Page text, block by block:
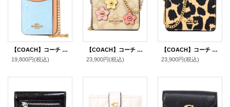
【COACH】コーチ コインケース パテントレザー シグネチャー 型押し 南京錠 チャーム チェーン ジップ カードケース カードポーチ 定期入れ 名刺入れ 小銭入れ ライトブルー（日本未発売）
19,800円(税込)
【COACH】コーチ コーティングキャンバス レザー シグネチャー フラワー アップリケ チェーン ミニ ウォレット カードケース カードポーチ 定期入れ 名刺入れ ポーチ コインケース ライトカーキマルチ〔日本未発売〕
23,900円(税込)
【COACH】コーチ ポーチ レオパード ヒョウ柄 レザー アニマル プリント チェーン ロゴ ミニ ウォレット カードケース カードポーチ 定期入れ 名刺入れ ポーチ コインケース 財布 レオパードマルチ（日本未発売）
23,900円(税込)